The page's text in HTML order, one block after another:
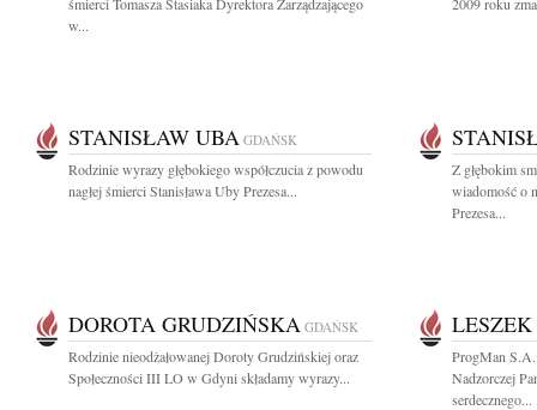
w...
STANISŁAW UBA GDAŃSK
Rodzinie wyrazy głębokiego współczucia z powodu
nagłej śmierci Stanisława Uby Prezesa...
Z głębokim
wiadomość o
Prezesa...
DOROTA GRUDZIŃSKA GDAŃSK
Rodzinie nieodżałowanej Doroty Grudzińskiej oraz
Społeczności III LO w Gdyni składamy wyrazy...
ProgMan S.A.
Nadzorczej
serdecznego...